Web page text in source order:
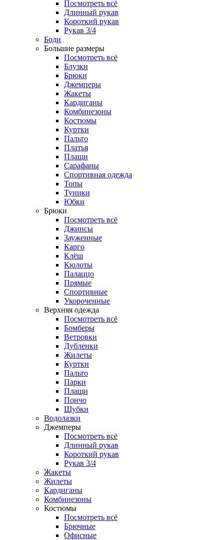
Посмотреть всё
Длинный рукав
Короткий рукав
Рукав 3/4
Боди
Большие размеры
Посмотреть всё
Блузки
Брюки
Джемперы
Жакеты
Кардиганы
Комбинезоны
Костюмы
Куртки
Пальто
Платья
Плащи
Сарафаны
Спортивная одежда
Топы
Туники
Юбки
Брюки
Посмотреть всё
Джинсы
Зауженные
Карго
Клёш
Кюлоты
Палаццо
Прямые
Спортивные
Укороченные
Верхняя одежда
Посмотреть всё
Бомберы
Ветровки
Дубленки
Жилеты
Куртки
Пальто
Парки
Плащи
Пончо
Шубки
Водолазки
Джемперы
Посмотреть всё
Длинный рукав
Короткий рукав
Рукав 3/4
Жакеты
Жилеты
Кардиганы
Комбинезоны
Костюмы
Посмотреть всё
Брючные
Офисные